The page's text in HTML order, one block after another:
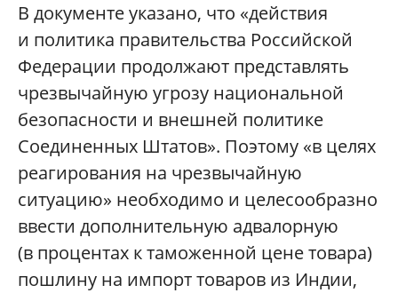
В документе указано, что «действия
и политика правительства Российской
Федерации продолжают представлять
чрезвычайную угрозу национальной
безопасности и внешней политике
Соединенных Штатов». Поэтому «в целях
реагирования на чрезвычайную
ситуацию» необходимо и целесообразно
ввести дополнительную адвалорную
(в процентах к таможенной цене товара)
пошлину на импорт товаров из Индии,